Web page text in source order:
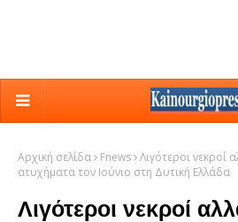
Αρχική σελίδα Fnews Λιγότεροι νεκροί
ατυχήματα τον Ιούνιο στη Δυτική Ελλάδα
Λιγότεροι νεκροί